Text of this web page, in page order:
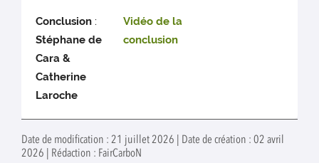
Conclusion :
Stéphane de
Cara &
Catherine
Laroche
Vidéo de la
conclusion
Date de modification : 21 juillet 2026 | Date de création : 02 avril
2026 | Rédaction : FairCarboN